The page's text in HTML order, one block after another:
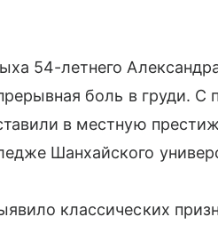
54-летнего
боль в груди.
в местную
Шанхайского
классических